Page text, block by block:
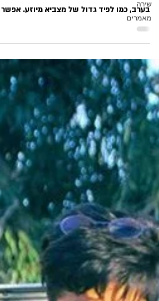
שירה
מאמרים
בערב, כמו לפיד גדול של מצביא מיוזע. אפשר
לכדרר איתו,...